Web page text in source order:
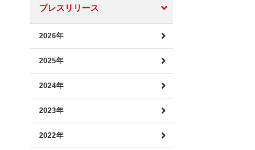
プレスリリース
2026年
2025年
2024年
2023年
2022年